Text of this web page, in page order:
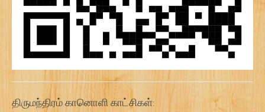
திருமந்திரம் கானொளி காட்சிகள்: